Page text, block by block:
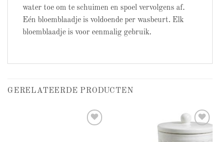
water toe om te schuimen en spoel vervolgens af.
Eén bloemblaadje is voldoende per wasbeurt. Elk
bloemblaadje is voor eenmalig gebruik.
GERELATEERDE PRODUCTEN
Add to